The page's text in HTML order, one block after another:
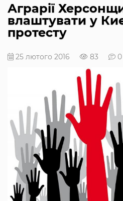
Аграрії
влаштувати у
протесту
25 лютого 2016 83 0